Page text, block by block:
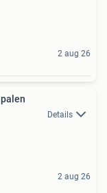
2 aug 26
Details
2 aug 26